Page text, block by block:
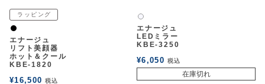
ラッピング
黒
エナージュ
リフト美顔器
ホット＆クール
KBE-1820
¥16,500 税込
白2
エナージュ
LEDミラー
KBE-3250
¥6,050 税込
在庫切れ